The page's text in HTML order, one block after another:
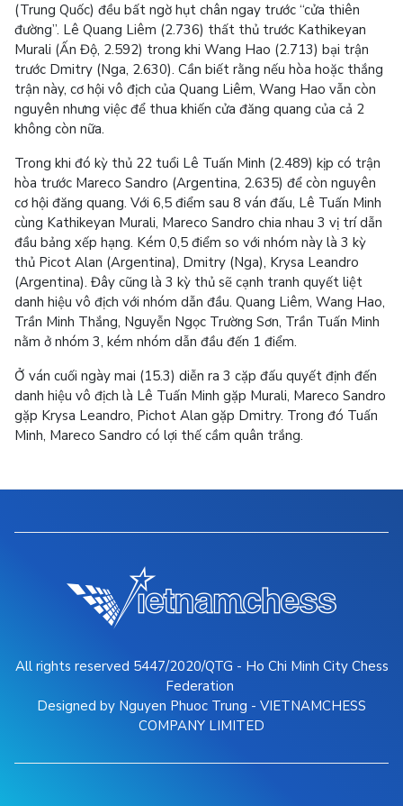
(Trung Quốc) đều bất ngờ hụt chân ngay trước “cửa thiên
đường”. Lê Quang Liêm (2.736) thất thủ trước Kathikeyan
Murali (Ấn Độ, 2.592) trong khi Wang Hao (2.713) bại trận
trước Dmitry (Nga, 2.630). Cần biết rằng nếu hòa hoặc thắng
trận này, cơ hội vô địch của Quang Liêm, Wang Hao vẫn còn
nguyên nhưng việc để thua khiến cửa đăng quang của cả 2
không còn nữa.
Trong khi đó kỳ thủ 22 tuổi Lê Tuấn Minh (2.489) kịp có trận
hòa trước Mareco Sandro (Argentina, 2.635) để còn nguyên
cơ hội đăng quang. Với 6,5 điểm sau 8 ván đấu, Lê Tuấn Minh
cùng Kathikeyan Murali, Mareco Sandro chia nhau 3 vị trí dẫn
đầu bảng xếp hạng. Kém 0,5 điểm so với nhóm này là 3 kỳ
thủ Picot Alan (Argentina), Dmitry (Nga), Krysa Leandro
(Argentina). Đây cũng là 3 kỳ thủ sẽ cạnh tranh quyết liệt
danh hiệu vô địch với nhóm dẫn đầu. Quang Liêm, Wang Hao,
Trần Minh Thắng, Nguyễn Ngọc Trường Sơn, Trần Tuấn Minh
nằm ở nhóm 3, kém nhóm dẫn đầu đến 1 điểm.
Ở ván cuối ngày mai (15.3) diễn ra 3 cặp đấu quyết định đến
danh hiệu vô địch là Lê Tuấn Minh gặp Murali, Mareco Sandro
gặp Krysa Leandro, Pichot Alan gặp Dmitry. Trong đó Tuấn
Minh, Mareco Sandro có lợi thế cầm quân trắng.
All rights reserved 5447/2020/QTG - Ho Chi Minh City Chess
Federation
Designed by Nguyen Phuoc Trung - VIETNAMCHESS
COMPANY LIMITED